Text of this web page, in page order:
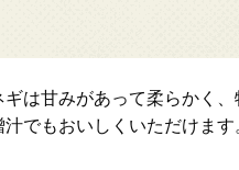
は甘みがあって柔らかく
でもおいしくいただけます